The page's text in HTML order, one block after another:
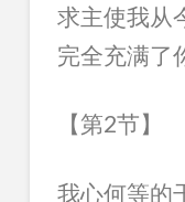
求主使我从
完全充满了
【第2节】
我心何等的